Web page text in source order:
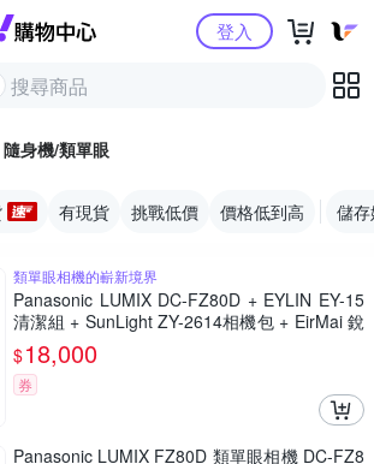
Yahoo購物中心登入
隨身機/類單眼
有現貨 挑戰低價 價格低到高 儲
類單眼相機的嶄新境界
Panasonic LUMIX DC-FZ80D + EYLIN EY-15
清潔組 + SunLight ZY-2614相機包 + EirMai 銳
瑪 HD-100C電子除濕卡 FZ80D (公司貨)
$18,000
券
Panasonic LUMIX FZ80D 類單眼相機 DC-FZ8